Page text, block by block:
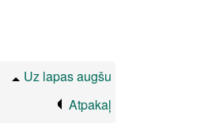
Uz lapas augšu
Atpakaļ